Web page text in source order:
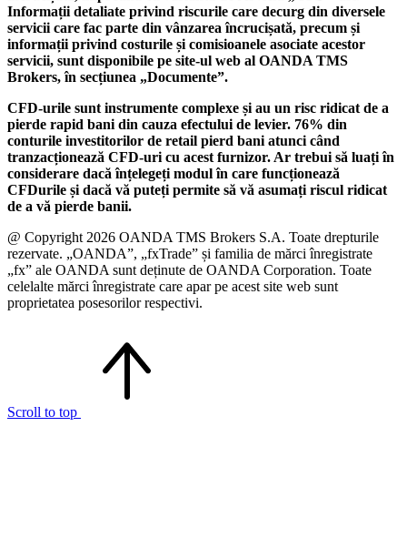
Informații detaliate privind riscurile care decurg din diversele
servicii care fac parte din vânzarea încrucișată, precum și
informații privind costurile și comisioanele asociate acestor
servicii, sunt disponibile pe site-ul web al OANDA TMS
Brokers, în secțiunea „Documente”.
CFD-urile sunt instrumente complexe și au un risc ridicat de a
pierde rapid bani din cauza efectului de levier. 76% din
conturile investitorilor de retail pierd bani atunci când
tranzacționează CFD-uri cu acest furnizor. Ar trebui să luați în
considerare dacă înțelegeți modul în care funcționează
CFDurile și dacă vă puteți permite să vă asumați riscul ridicat
de a vă pierde banii.
@ Copyright 2026 OANDA TMS Brokers S.A. Toate drepturile
rezervate. „OANDA”, „fxTrade” și familia de mărci înregistrate
„fx” ale OANDA sunt deținute de OANDA Corporation. Toate
celelalte mărci înregistrate care apar pe acest site web sunt
proprietatea posesorilor respectivi.
Scroll to top